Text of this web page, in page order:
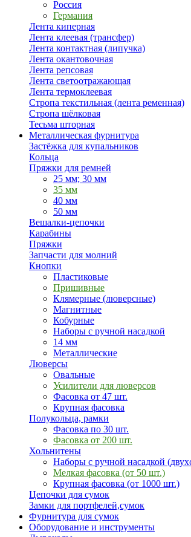
Россия
Германия
Лента киперная
Лента клеевая (трансфер)
Лента контактная (липучка)
Лента окантовочная
Лента репсовая
Лента светоотражающая
Лента термоклеевая
Стропа текстильная (лента ременная)
Стропа шёлковая
Тесьма шторная
Металлическая фурнитура
Застёжка для купальников
Кольца
Пряжки для ремней
25 мм; 30 мм
35 мм
40 мм
50 мм
Вешалки-цепочки
Карабины
Пряжки
Запчасти для молний
Кнопки
Пластиковые
Пришивные
Клямерные (люверсные)
Магнитные
Кобурные
Наборы с ручной насадкой
14 мм
Металлические
Люверсы
Овальные
Усилители для люверсов
Фасовка от 47 шт.
Крупная фасовка
Полукольца, рамки
Фасовка по 30 шт.
Фасовка от 200 шт.
Хольнитены
Наборы с ручной насадкой
Мелкая фасовка (от 50 шт.)
Крупная фасовка (от 1000 шт.)
Цепочки для сумок
Замки для портфелей,сумок
Фурнитура для сумок
Оборудование и инструменты